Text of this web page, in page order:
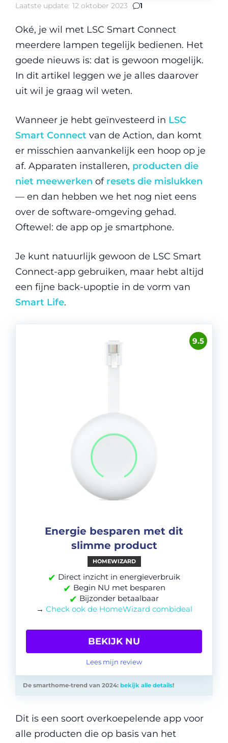
Laatste update: 12 oktober 2023 1
Oké, je wil met LSC Smart Connect
meerdere lampen tegelijk bedienen. Het
goede nieuws is: dat is gewoon mogelijk.
In dit artikel leggen we je alles daarover
uit wil je graag wil weten.
Wanneer je hebt geïnvesteerd in LSC
Smart Connect van de Action, dan komt
er misschien aanvankelijk een hoop op je
af. Apparaten installeren, producten die
niet meewerken of resets die mislukken
— en dan hebben we het nog niet eens
over de software-omgeving gehad.
Oftewel: de app op je smartphone.
Je kunt natuurlijk gewoon de LSC Smart
Connect-app gebruiken, maar hebt altijd
een fijne back-upoptie in de vorm van
Smart Life.
9.5
Energie besparen met dit
slimme product
HOMEWIZARD
✔ Direct inzicht in energieverbruik
✔ Begin NU met besparen
✔ Bijzonder betaalbaar
→ Check ook de HomeWizard combideal
BEKIJK NU
Lees mijn review
De smarthome-trend van 2024: bekijk alle details!
Dit is een soort overkoepelende app voor
alle producten die op basis van het